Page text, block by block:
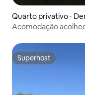
Quarto privativo ⋅
Acomodação
Superhost
Superhost